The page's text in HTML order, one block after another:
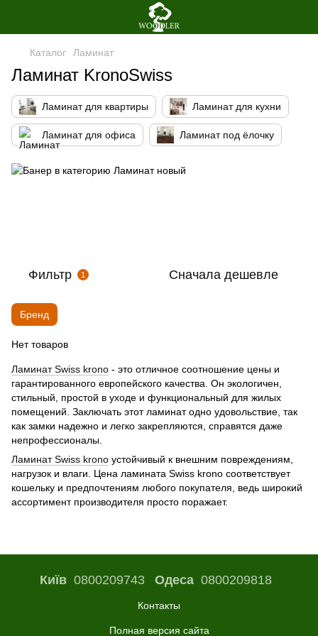
Каталог Ламинат
Ламинат KronoSwiss
Ламинат для квартиры Ламинат для кухни
Ламинат для офиса Ламинат под ёлочку
Фильтр 1 Сначала дешевле
Бренд
Нет товаров
Ламинат Swiss krono - это отличное соотношение цены и
гарантированного европейского качества. Он экологичен,
стильный, простой в уходе и функциональный для жилых
помещений. Заключать этот ламинат одно удовольствие, так
как замки надежно и легко закрепляются, справятся даже
непрофессионалы.
Ламинат Swiss krono устойчивый к внешним повреждениям,
нагрузок и влаги. Цена ламината Swiss krono соответствует
кошельку и предпочтениям любого покупателя, ведь широкий
ассортимент производителя просто поражает.
Київ0800209743 Одеса0800209818
Контакты
Полная версия сайта